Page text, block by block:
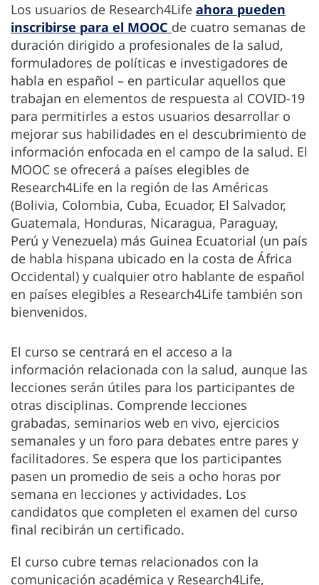
Los usuarios de Research4Life ahora pueden
inscribirse para el MOOC de cuatro semanas de
duración dirigido a profesionales de la salud,
formuladores de políticas e investigadores de
habla en español – en particular aquellos que
trabajan en elementos de respuesta al COVID-19
para permitirles a estos usuarios desarrollar o
mejorar sus habilidades en el descubrimiento de
información enfocada en el campo de la salud. El
MOOC se ofrecerá a países elegibles de
Research4Life en la región de las Américas
(Bolivia, Colombia, Cuba, Ecuador, El Salvador,
Guatemala, Honduras, Nicaragua, Paraguay,
Perú y Venezuela) más Guinea Ecuatorial (un país
de habla hispana ubicado en la costa de África
Occidental) y cualquier otro hablante de español
en países elegibles a Research4Life también son
bienvenidos.
El curso se centrará en el acceso a la
información relacionada con la salud, aunque las
lecciones serán útiles para los participantes de
otras disciplinas. Comprende lecciones
grabadas, seminarios web en vivo, ejercicios
semanales y un foro para debates entre pares y
facilitadores. Se espera que los participantes
pasen un promedio de seis a ocho horas por
semana en lecciones y actividades. Los
candidatos que completen el examen del curso
final recibirán un certificado.
El curso cubre temas relacionados con la
comunicación académica y Research4Life,